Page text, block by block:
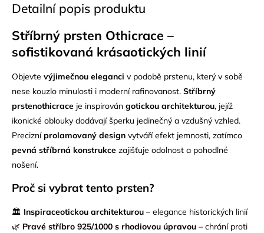
Detailní popis produktu
Stříbrný prsten Othicrace –
sofistikovaná krásaotických linií
Objevte výjimečnou eleganci v podobě prstenu, který v sobě
nese kouzlo minulosti i moderní rafinovanost. Stříbrný
prstenothicrace je inspirován gotickou architekturou, jejíž
ikonické oblouky dodávají šperku jedinečný a vzdušný vzhled.
Precizníprolamovaný design vytváří efekt jemnosti, zatímco
pevná stříbrná konstrukce zajišťuje odolnost a pohodlné
nošení.
Proč si vybrat tento prsten?
🏛 Inspiraceotickou architekturou – elegance historických linií
🌿 Pravé stříbro 925/1000 s rhodiovou úpravou – chrání proti